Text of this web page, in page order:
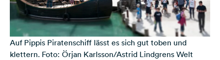
Auf Pippis Piratenschiff lässt es sich gut toben und
klettern. Foto: Örjan Karlsson/Astrid Lindgrens Welt